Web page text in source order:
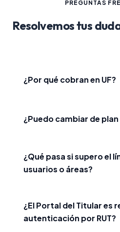
PREGUNTAS
Resolvemos tus
¿Por qué cobran en UF?
¿Puedo cambiar de
¿Qué pasa si supero el
usuarios o áreas?
¿El Portal del Titular es
autenticación por RUT?